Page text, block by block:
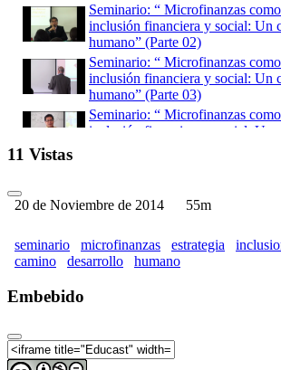
Seminario: “ Microfinanzas
inclusión financiera y social: Un
humano” (Parte 02)
Seminario: “ Microfinanzas
inclusión financiera y social: Un
humano” (Parte 03)
Seminario: “ Microfinanzas
inclusión financiera y social: Un
humano” (Parte 05)
humano” (Parte 06)
Seminario: “ Microfinanzas como
inclusión financiera y social: Un
humano” (Parte 08)
11 Vistas
20 de Noviembre de 2014 55m
seminario microfinanzas estrategia
camino
desarrollo humano
Embebido